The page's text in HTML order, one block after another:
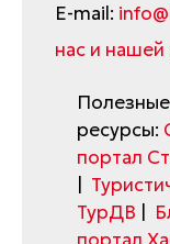
E-mail:
нас и
Полезные
ресурсы:
портал
ТурДВ